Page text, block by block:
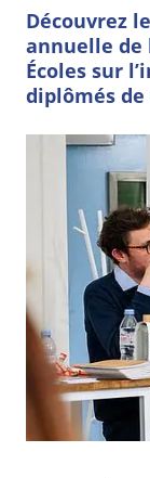
Découvrez
annuelle de
Écoles sur
diplômés